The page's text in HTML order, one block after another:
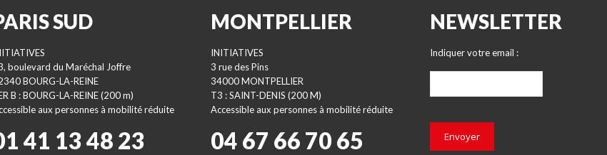
SUD
boulevard du Maréchal Joffre
BOURG-LA-REINE
B : BOURG-LA-REINE (200 m)
aux personnes à mobilité réduite
41 13 48 23
MONTPELLIER
INITIATIVES
3 rue des Pins
34000 MONTPELLIER
T3 : SAINT-DENIS (200 M)
Accessible aux personnes à mobilité réduite
04 67 66 70 65
NEWSLETTER
Indiquer votre email :
Envoyer